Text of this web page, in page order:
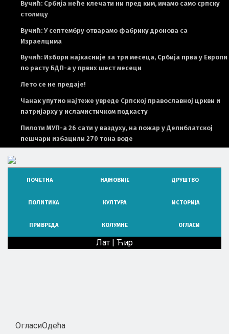
Вучић: Србија неће клечати ни пред ким, имамо само српску
столицу
Вучић: У септембру отварамо фабрику дронова са
Израелцима
Вучић: Избори најкасније за три месеца, Србија прва у Европи
по расту БДП-а у првих шест месеци
Лето се не предаје!
Чанак упутио најтеже увреде Српској православној цркви и
патријарху у исламистичком подкасту
Пилоти МУП-а 26 сати у ваздуху, на пожар у Делиблатској
пешчари избацили 270 тона воде
НЕ
НЕWС ЕЛЕМЕНТОР
ПОЧЕТНА НАЈНОВИЈЕ ДРУШТВО
ПОЛИТИКА КУЛТУРА ИСТОРИЈА
ПРИВРЕДА КОЛУМНЕ ОГЛАСИ
Лат Ћир
ОгласиОдећа